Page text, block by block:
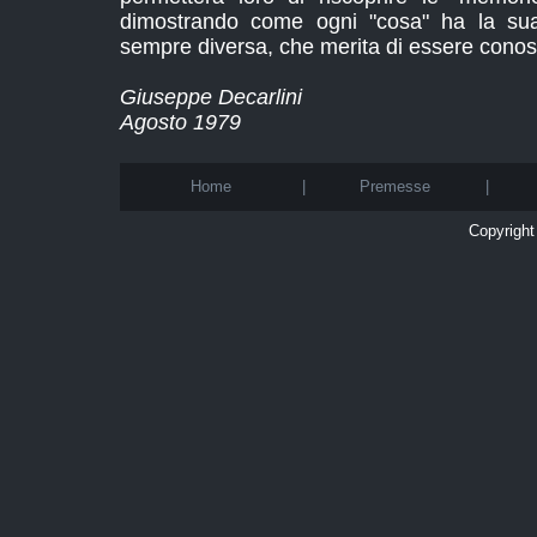
dimostrando come ogni "cosa" ha la
sempre diversa, che merita di essere
Giuseppe Decarlini
Agosto 1979
Home Premesse